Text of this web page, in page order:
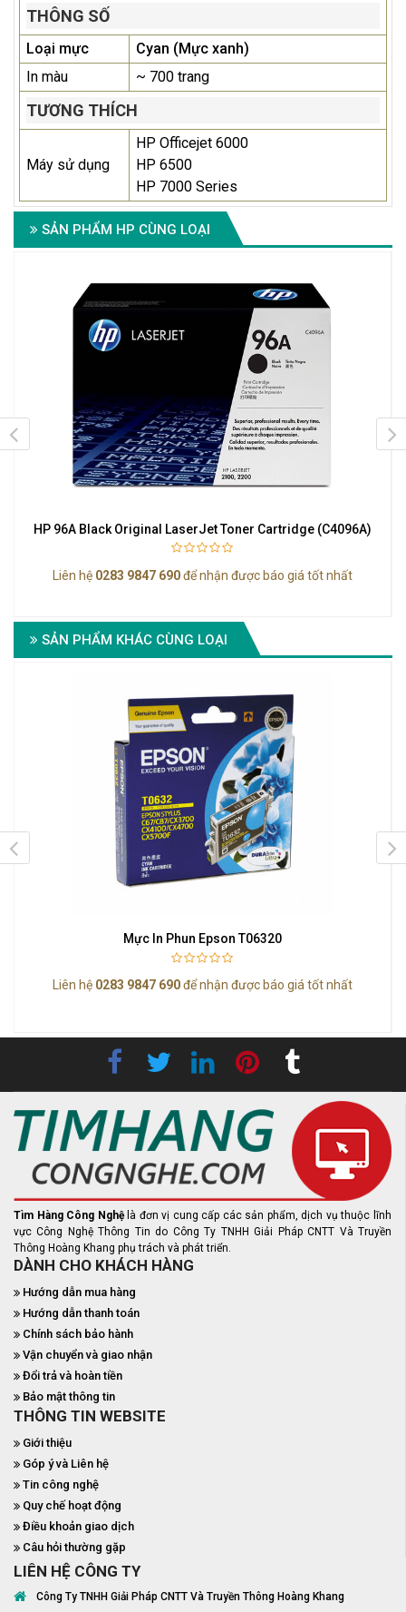
THÔNG SỐ
Loại mực
Cyan (Mực xanh)
In màu
~ 700 trang
TƯƠNG THÍCH
Máy sử dụng
HP Officejet 6000
HP 6500
HP 7000 Series
SẢN PHẨM HP CÙNG LOẠI
HP 96A Black Original LaserJet Toner Cartridge (C4096A)
Liên hệ 0283 9847 690để nhận được báo giá tốt nhất
SẢN PHẨM KHÁC CÙNG LOẠI
Mực In Phun Epson T06320
Liên hệ 0283 9847 690để nhận được báo giá tốt nhất
Tìm Hàng Công Nghệ là đơn vị cung cấp các sản phẩm, dịch vụ thuộc lĩnh
vực Công Nghệ Thông Tin do Công Ty TNHH Giải Pháp CNTT Và Truyền
Thông Hoàng Khang phụ trách và phát triển.
DÀNH CHO KHÁCH HÀNG
Hướng dẫn mua hàng
Hướng dẫn thanh toán
Chính sách bảo hành
Vận chuyển và giao nhận
Đổi trả và hoàn tiền
Bảo mật thông tin
THÔNG TIN WEBSITE
Giới thiệu
Góp ý và Liên hệ
Tin công nghệ
Quy chế hoạt động
Điều khoản giao dịch
Câu hỏi thường gặp
LIÊN HỆ CÔNG TY
Công Ty TNHH Giải Pháp CNTT Và Truyền Thông Hoàng Khang